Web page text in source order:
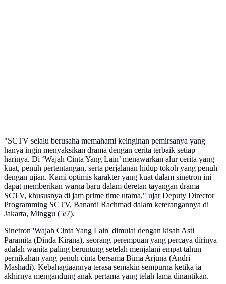
"SCTV selalu berusaha memahami keinginan pemirsanya yang
hanya ingin menyaksikan drama dengan cerita terbaik setiap
harinya. Di ‘Wajah Cinta Yang Lain’ menawarkan alur cerita yang
kuat, penuh pertentangan, serta perjalanan hidup tokoh yang penuh
dengan ujian. Kami optimis karakter yang kuat dalam sinetron ini
dapat memberikan warna baru dalam deretan tayangan drama
SCTV, khususnya di jam prime time utama," ujar Deputy Director
Programming SCTV, Banardi Rachmad dalam keterangannya di
Jakarta, Minggu (5/7).
Sinetron 'Wajah Cinta Yang Lain' dimulai dengan kisah Asti
Paramita (Dinda Kirana), seorang perempuan yang percaya dirinya
adalah wanita paling beruntung setelah menjalani empat tahun
pernikahan yang penuh cinta bersama Bima Arjuna (Andri
Mashadi). Kebahagiaannya terasa semakin sempurna ketika ia
akhirnya mengandung anak pertama yang telah lama dinantikan.